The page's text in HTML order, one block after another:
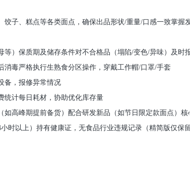
饺子、糕点等各类面点，确保出品形状/重量/口感一致掌握
等）保质期及储存条件对不合格品（塌陷/变色/异味）及时
消毒严格执行生熟食分区操作，穿戴工作帽/口罩/手套
备，报修异常情况
统计每日耗材，协助优化库存量
如高峰期提前备货）配合研发新品（如节日限定款面点）
时以上）持有健康证，无食品行业违规记录（精简版仅保